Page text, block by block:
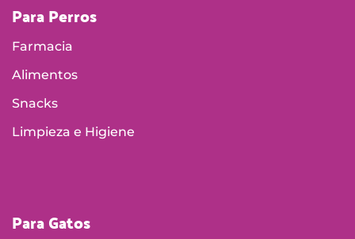
Para Perros
Farmacia
Alimentos
Snacks
Limpieza e Higiene
Para Gatos